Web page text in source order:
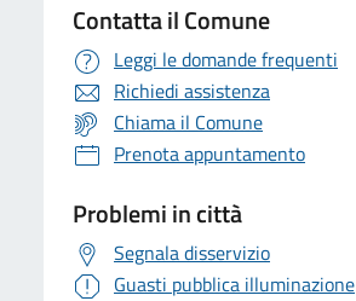
Contatta il Comune
Leggi le domande frequenti
Richiedi assistenza
Chiama il Comune
Prenota appuntamento
Problemi in città
Segnala disservizio
Guasti pubblica illuminazione